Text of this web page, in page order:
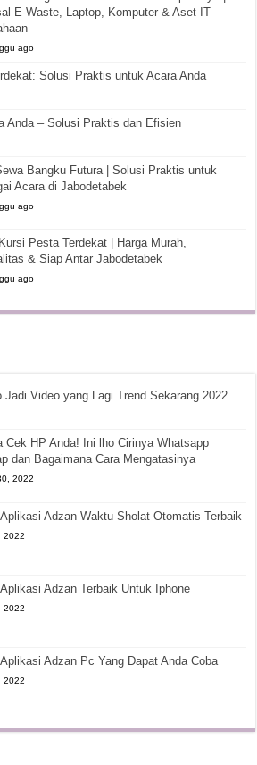
E-Waste, Laptop, Komputer & Aset IT
ago
Solusi Praktis untuk Acara Anda
Anda – Solusi Praktis dan Efisien
Bangku Futura | Solusi Praktis untuk
Acara di Jabodetabek
ago
Pesta Terdekat | Harga Murah,
& Siap Antar Jabodetabek
ago
Video yang Lagi Trend Sekarang 2022
Cek HP Anda! Ini lho Cirinya Whatsapp
dan Bagaimana Cara Mengatasinya
2022
Adzan Waktu Sholat Otomatis Terbaik
2022
Adzan Terbaik Untuk Iphone
2022
Adzan Pc Yang Dapat Anda Coba
2022